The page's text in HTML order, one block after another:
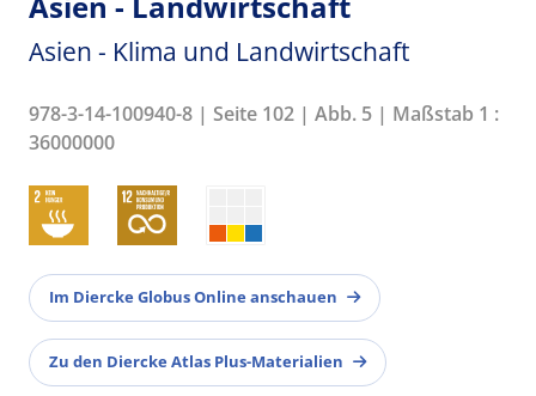
Asien - Klima und Landwirtschaft
978-3-14-100940-8 | Seite 102 | Abb. 5 | Maßstab 1 :
36000000
Im Diercke Globus Online anschauen
Zu den Diercke Atlas Plus-Materialien